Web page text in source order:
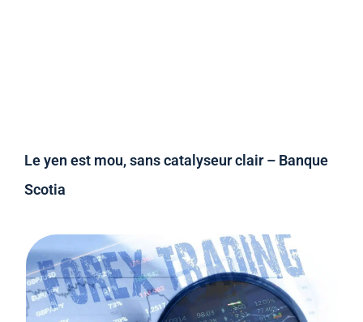
Le yen est mou, sans catalyseur clair – Banque
Scotia